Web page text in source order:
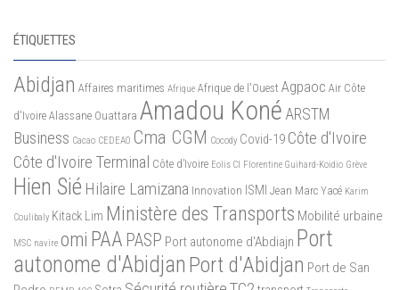
ÉTIQUETTES
Abidjan Affaires maritimes Afrique Afrique de l'Ouest Agpaoc Air Côte
d'Ivoire Alassane Ouattara Amadou Koné ARSTM
Business Cacao CEDEAO Cma CGM Cocody Covid-19 Côte d'Ivoire
Côte d'Ivoire Terminal Côte d’Ivoire Eolis CI Florentine Guihard-Koidio Grève
Hien Sié Hilaire Lamizana Innovation ISMI Jean Marc Yacé Karim
Coulibaly Kitack Lim Ministère des Transports Mobilité urbaine
MSC navire omi PAA PASP Port autonome d'Abdiajn Port
autonome d'Abidjan Port d'Abidjan Port de San